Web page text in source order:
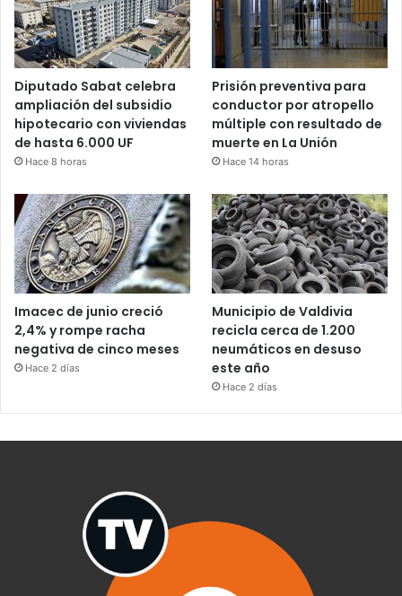
Diputado Sabat celebra
ampliación del subsidio
hipotecario con viviendas
de hasta 6.000 UF
Hace 8 horas
Prisión preventiva para
conductor por atropello
múltiple con resultado de
muerte en La Unión
Hace 14 horas
Imacec de junio creció
2,4% y rompe racha
negativa de cinco meses
Hace 2 días
Municipio de Valdivia
recicla cerca de 1.200
neumáticos en desuso
este año
Hace 2 días